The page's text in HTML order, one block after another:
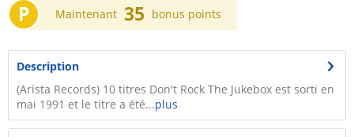
P Maintenant 35 bonus points
Description
(Arista Records) 10 titres Don't Rock The Jukebox est sorti en
mai 1991 et le titre a été...plus